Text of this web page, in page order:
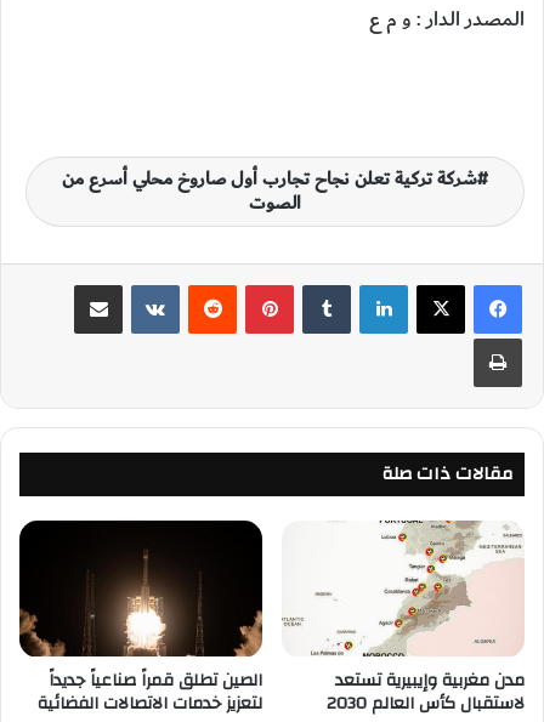
المصدر الدار : و م ع
شركة تركية تعلن نجاح تجارب أول صاروخ محلي أسرع من
الصوت
لينكدإن بينتيريست
مقالات ذات صلة
مدن مغربية وإيبيرية تستعد
لاستقبال كأس العالم 2030
الصين تطلق قمراً صناعياً جديداً
لتعزيز خدمات الاتصالات الفضائية